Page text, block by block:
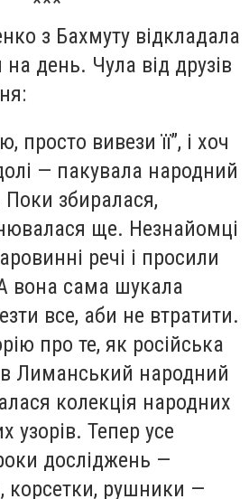
з Бахмуту відкладала
на день. Чула від друзів
просто вивези її”, і хоч
— пакувала народний
збиралася,
ще. Незнайомці
речі і просили
вона сама шукала
все, аби не втратити.
про те, як російська
Лиманський народний
колекція народних
узорів. Тепер усе
досліджень —
корсетки, рушники —